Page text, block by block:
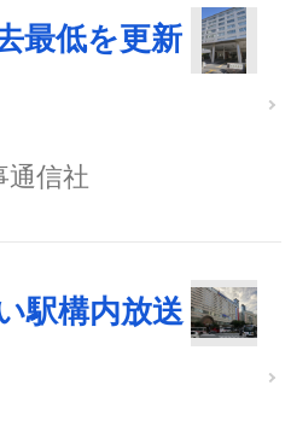
最低を更新
通信社
駅構内放送